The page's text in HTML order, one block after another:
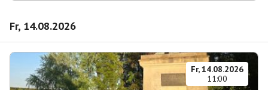
Fr, 14.08.2026
Fr, 14.08.2026
11:00